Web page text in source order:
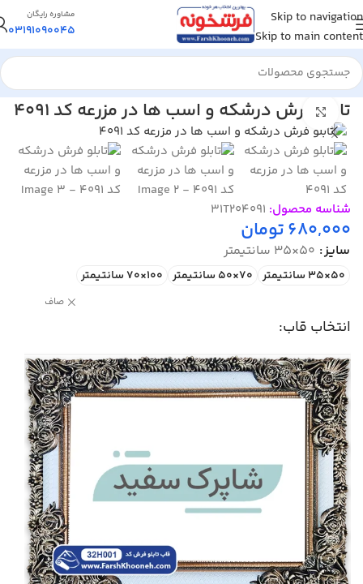
Skip to navigation
Skip to main content
مشاوره رایگان
03191090045
خانه/تابلو فرش/تابلو فرش منظره
تابلو فرش درشکه و اسب ها در مزرعه کد 4091
بزرگنمایی تصویر
شناسه محصول: 31T204091
680,000تومان
سایز 50×35 سانتیمتر
50×35 سانتیمتر 70×50 سانتیمتر 100×70 سانتیمتر
صاف
انتخاب قاب: